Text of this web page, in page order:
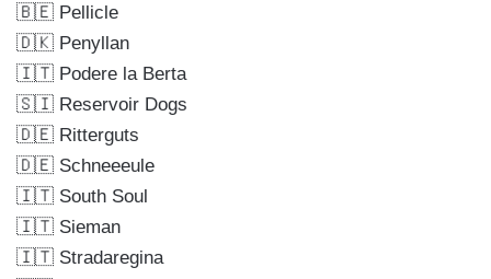
🇧🇪 Pellicle
🇩🇰 Penyllan
🇮🇹 Podere la Berta
🇸🇮 Reservoir Dogs
🇩🇪 Ritterguts
🇩🇪 Schneeeule
🇮🇹 South Soul
🇮🇹 Sieman
🇮🇹 Stradaregina